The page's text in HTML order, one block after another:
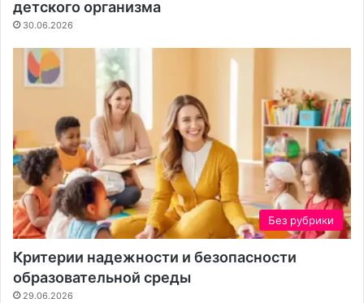
н
т
е
детского организма
30.06.2026
Без рубрики
Критерии надежности и безопасности
образовательной среды
29.06.2026